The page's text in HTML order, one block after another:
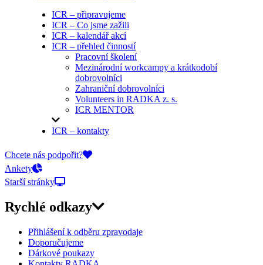
ICR – připravujeme
ICR – Co jsme zažili
ICR – kalendář akcí
ICR – přehled činností
Pracovní školení
Mezinárodní workcampy a krátkodobí
dobrovolníci
Zahraniční dobrovolníci
Volunteers in RADKA z. s.
ICR MENTOR
ICR – kontakty
On-line přihlášky
Chcete nás podpořit?
Ankety
Starší stránky
Rychlé odkazy
Přihlášení k odběru zpravodaje
Doporučujeme
Dárkové poukazy